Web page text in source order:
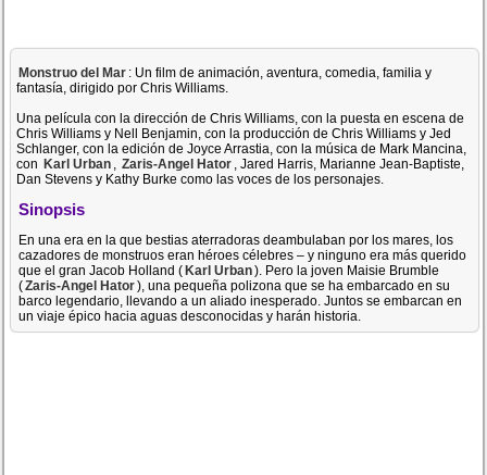
Monstruo del Mar : Un film de animación, aventura, comedia, familia y
fantasía, dirigido por Chris Williams.
Una película con la dirección de Chris Williams, con la puesta en escena de
Chris Williams y Nell Benjamin, con la producción de Chris Williams y Jed
Schlanger, con la edición de Joyce Arrastia, con la música de Mark Mancina,
con Karl Urban , Zaris-Angel Hator , Jared Harris, Marianne Jean-Baptiste,
Dan Stevens y Kathy Burke como las voces de los personajes.
Sinopsis
En una era en la que bestias aterradoras deambulaban por los mares, los
cazadores de monstruos eran héroes célebres – y ninguno era más querido
que el gran Jacob Holland (Karl Urban). Pero la joven Maisie Brumble
(Zaris-Angel Hator), una pequeña polizona que se ha embarcado en su
barco legendario, llevando a un aliado inesperado. Juntos se embarcan en
un viaje épico hacia aguas desconocidas y harán historia.